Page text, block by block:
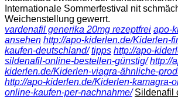
Internationale Sommerfestival nit
Weichenstellung gewerrt.
vardenafil generika 20mg rezeptfrei apo-
ansehen http://apo-kiderlen.de/Kiderlen-
kaufen-deutschland/ tipps http://apo-
sildenafil-online-bestellen-günstig/ http://
kiderlen.de/Kiderlen-viagra-ähnliche-
http://apo-kiderlen.de/Kiderlen-kamagra-
online-kaufen-per-nachnahme/ Sildenafil